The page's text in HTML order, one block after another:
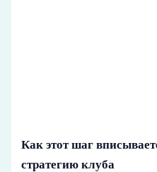
Как этот шаг
стратегию клуба